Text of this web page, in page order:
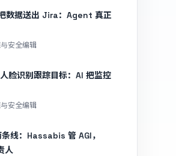
数据送出 Jira：Agent 真正
安全编辑
脸识别跟踪目标：AI 把监控
安全编辑
线：Hassabis 管 AGI，
人